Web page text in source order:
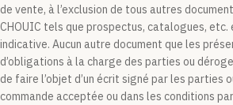
de vente, à l’exclusion de tous autres
CHOUIC tels que prospectus, catalogues, etc.
indicative. Aucun autre document que les
d’obligations à la charge des parties ou
de faire l’objet d’un écrit signé par les parties
commande acceptée ou dans les conditions